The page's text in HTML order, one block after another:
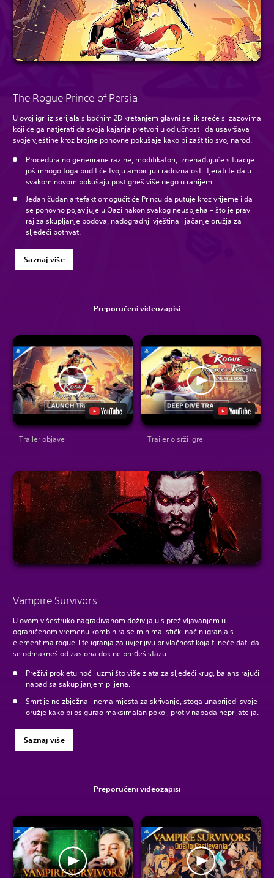
The Rogue Prince of Persia
U ovoj igri iz serijala s bočnim 2D kretanjem glavni se lik sreće s izazovima
koji će ga natjerati da svoja kajanja pretvori u odlučnost i da usavršava
svoje vještine kroz brojne ponovne pokušaje kako bi zaštitio svoj narod.
Proceduralno generirane razine, modifikatori, iznenađujuće situacije i
još mnogo toga budit će tvoju ambiciju i radoznalost i tjerati te da u
svakom novom pokušaju postigneš više nego u ranijem.
Jedan čudan artefakt omogućit će Princu da putuje kroz vrijeme i da
se ponovno pojavljuje u Oazi nakon svakog neuspjeha – što je pravi
raj za skupljanje bodova, nadogradnji vještina i jačanje oružja za
sljedeći pothvat.
Saznaj više
Preporučeni videozapisi
Trailer objave Trailer o srži igre
Vampire Survivors
U ovom višestruko nagrađivanom doživljaju s preživljavanjem u
ograničenom vremenu kombinira se minimalistički način igranja s
elementima rogue-lite igranja za uvjerljivu privlačnost koja ti neće dati da
se odmakneš od zaslona dok ne pređeš stazu.
Preživi prokletu noć i uzmi što više zlata za sljedeći krug, balansirajući
napad sa sakupljanjem plijena.
Smrt je neizbježna i nema mjesta za skrivanje, stoga unaprijedi svoje
oružje kako bi osigurao maksimalan pokolj protiv napada neprijatelja.
Saznaj više
Preporučeni videozapisi